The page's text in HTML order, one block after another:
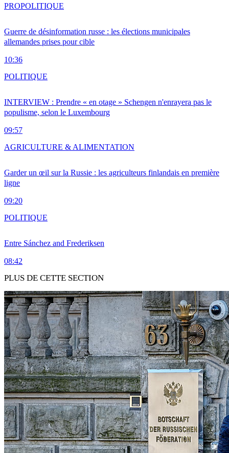
Guerre de désinformation russe : les élections municipales
allemandes prises pour cible
10:36
PROPOLITIQUE
INTERVIEW : Prendre « en otage » Schengen n'enrayera pas le
populisme, selon le Luxembourg
09:57
POLITIQUE
Garder un œil sur la Russie : les agriculteurs finlandais en première
ligne
09:20
AGRICULTURE & ALIMENTATION
Entre Sánchez and Frederiksen
08:42
POLITIQUE
PLUS DE CETTE SECTION